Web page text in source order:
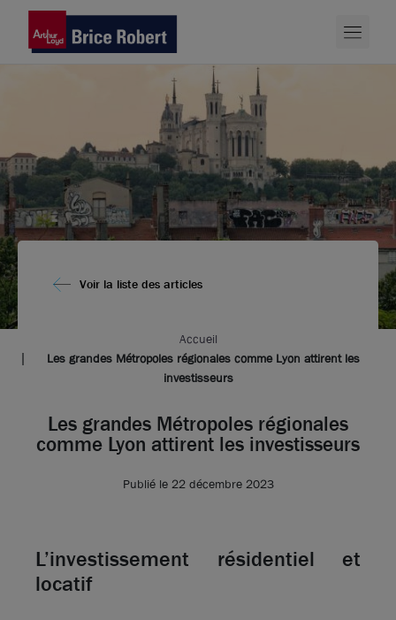
Voir la liste des articles
Accueil
Les grandes Métropoles régionales comme Lyon attirent les
investisseurs
Les grandes Métropoles régionales
comme Lyon attirent les investisseurs
Publié le 22 décembre 2023
L’investissement résidentiel et
locatif